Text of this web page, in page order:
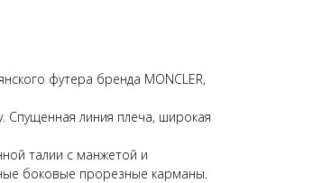
футера бренда MONCLER,
Спущенная линия плеча, широкая
талии с манжетой и
боковые прорезные карманы.